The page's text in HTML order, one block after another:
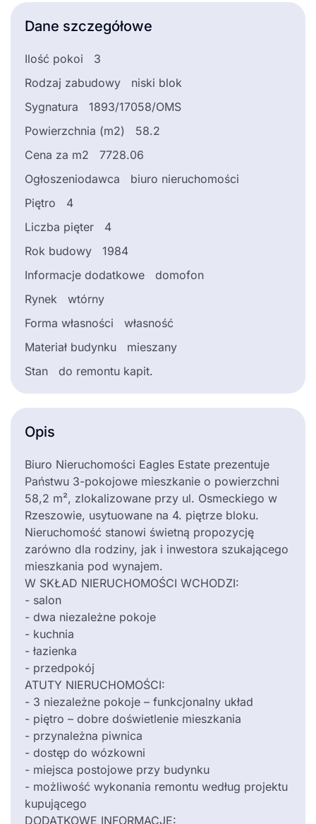
Dane szczegółowe
Ilość pokoi
3
Rodzaj zabudowy
niski blok
Sygnatura
1893/17058/OMS
Powierzchnia (m2)
58.2
Cena za m2
7728.06
Ogłoszeniodawca
biuro nieruchomości
Piętro
4
Liczba pięter
4
Rok budowy
1984
Informacje dodatkowe
domofon
Rynek
wtórny
Forma własności
własność
Materiał budynku
mieszany
Stan
do remontu kapit.
Opis
Biuro Nieruchomości Eagles Estate prezentuje
Państwu 3-pokojowe mieszkanie o powierzchni
58,2 m², zlokalizowane przy ul. Osmeckiego w
Rzeszowie, usytuowane na 4. piętrze bloku.
Nieruchomość stanowi świetną propozycję
zarówno dla rodziny, jak i inwestora szukającego
mieszkania pod wynajem.
W SKŁAD NIERUCHOMOŚCI WCHODZI:
- salon
- dwa niezależne pokoje
- kuchnia
- łazienka
- przedpokój
ATUTY NIERUCHOMOŚCI:
- 3 niezależne pokoje – funkcjonalny układ
- piętro – dobre doświetlenie mieszkania
- przynależna piwnica
- dostęp do wózkowni
- miejsca postojowe przy budynku
- możliwość wykonania remontu według projektu
kupującego
DODATKOWE INFORMACJE: